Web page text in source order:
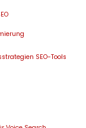
SEO-Tools